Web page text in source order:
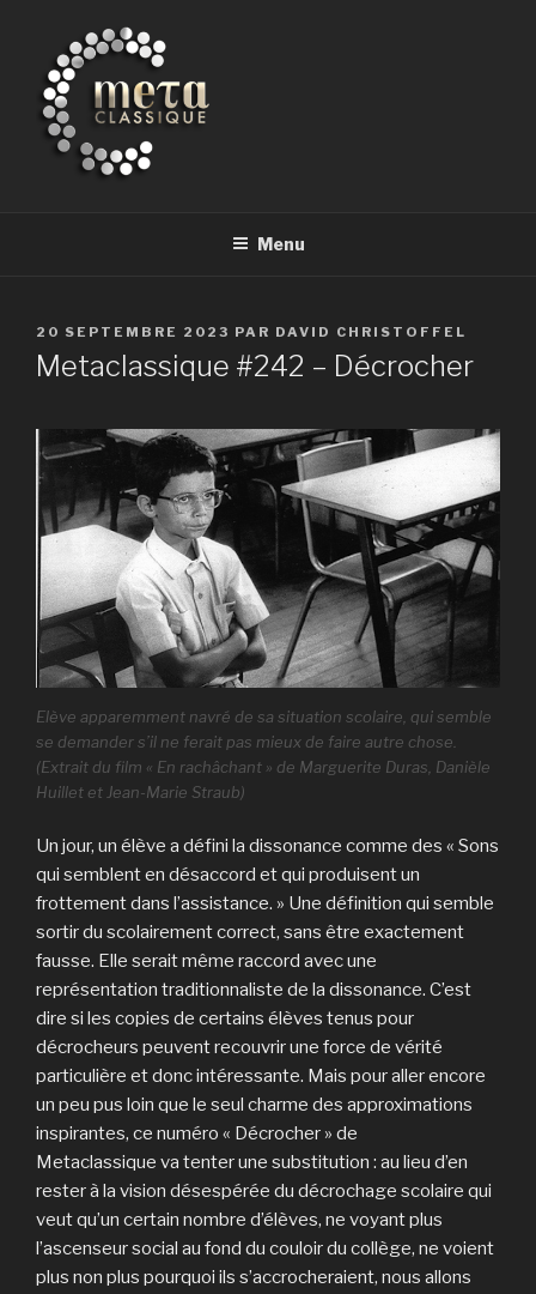
contenu
principal
Menu
PUBLIÉ
LE
20 SEPTEMBRE 2023 PAR DAVID CHRISTOFFEL
Metaclassique #242 – Décrocher
Elève apparemment navré de sa situation scolaire, qui semble
se demander s’il ne ferait pas mieux de faire autre chose.
(Extrait du film « En rachâchant » de Marguerite Duras, Danièle
Huillet et Jean-Marie Straub)
Un jour, un élève a défini la dissonance comme des « Sons
qui semblent en désaccord et qui produisent un
frottement dans l’assistance. » Une définition qui semble
sortir du scolairement correct, sans être exactement
fausse. Elle serait même raccord avec une
représentation traditionnaliste de la dissonance. C’est
dire si les copies de certains élèves tenus pour
décrocheurs peuvent recouvrir une force de vérité
particulière et donc intéressante. Mais pour aller encore
un peu pus loin que le seul charme des approximations
inspirantes, ce numéro « Décrocher » de
Metaclassique va tenter une substitution : au lieu d’en
rester à la vision désespérée du décrochage scolaire qui
veut qu’un certain nombre d’élèves, ne voyant plus
l’ascenseur social au fond du couloir du collège, ne voient
plus non plus pourquoi ils s’accrocheraient, nous allons